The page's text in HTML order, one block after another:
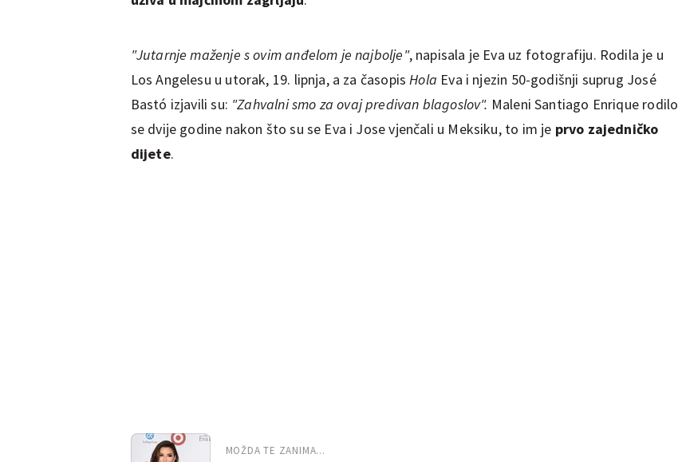
"Jutarnje maženje s ovim anđelom je najbolje", napisala je Eva uz fotografiju. Rodila je u
Los Angelesu u utorak, 19. lipnja, a za časopis Hola Eva i njezin 50-godišnji suprug José
Bastó izjavili su: "Zahvalni smo za ovaj predivan blagoslov". Maleni Santiago Enrique rodilo
se dvije godine nakon što su se Eva i Jose vjenčali u Meksiku, to im je prvo zajedničko
dijete.
MOŽDA TE ZANIMA...